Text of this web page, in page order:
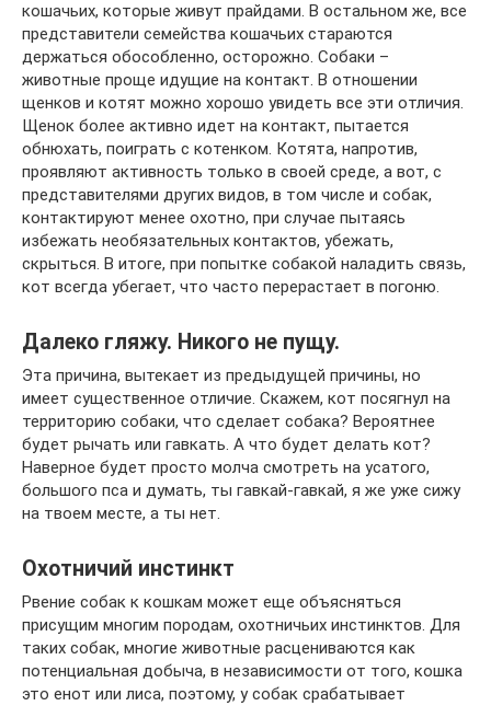
кошачьих, которые живут прайдами. В остальном же, все
представители семейства кошачьих стараются
держаться обособленно, осторожно. Собаки –
животные проще идущие на контакт. В отношении
щенков и котят можно хорошо увидеть все эти отличия.
Щенок более активно идет на контакт, пытается
обнюхать, поиграть с котенком. Котята, напротив,
проявляют активность только в своей среде, а вот, с
представителями других видов, в том числе и собак,
контактируют менее охотно, при случае пытаясь
избежать необязательных контактов, убежать,
скрыться. В итоге, при попытке собакой наладить связь,
кот всегда убегает, что часто перерастает в погоню.
Далеко гляжу. Никого не пущу.
Эта причина, вытекает из предыдущей причины, но
имеет существенное отличие. Скажем, кот посягнул на
территорию собаки, что сделает собака? Вероятнее
будет рычать или гавкать. А что будет делать кот?
Наверное будет просто молча смотреть на усатого,
большого пса и думать, ты гавкай-гавкай, я же уже сижу
на твоем месте, а ты нет.
Охотничий инстинкт
Рвение собак к кошкам может еще объясняться
присущим многим породам, охотничьих инстинктов. Для
таких собак, многие животные расцениваются как
потенциальная добыча, в независимости от того, кошка
это енот или лиса, поэтому, у собак срабатывает